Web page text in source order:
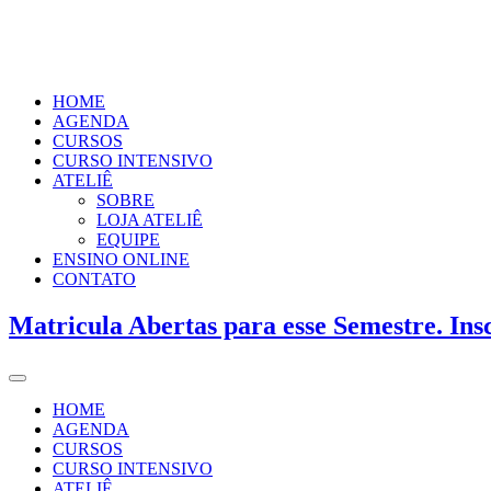
HOME
AGENDA
CURSOS
CURSO INTENSIVO
ATELIÊ
SOBRE
LOJA ATELIÊ
EQUIPE
ENSINO ONLINE
CONTATO
Matricula Abertas para esse Semestre.
HOME
AGENDA
CURSOS
CURSO INTENSIVO